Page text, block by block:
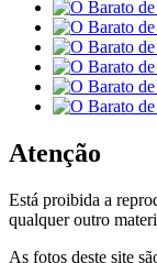
Atenção
Está proibida a
qualquer outro
As fotos deste site